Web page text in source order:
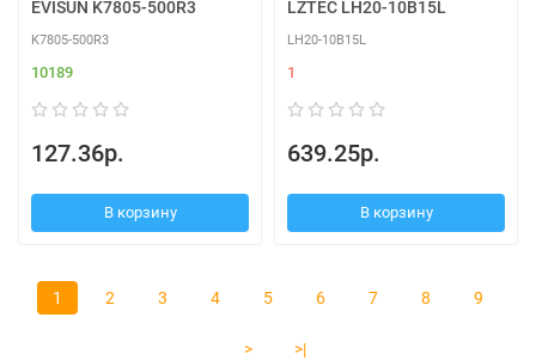
EVISUN K7805-500R3
K7805-500R3
10189
127.36р.
В корзину
LZTEC LH20-10B15L
LH20-10B15L
1
639.25р.
В корзину
1 2 3 4 5 6 7 8 9
> >|